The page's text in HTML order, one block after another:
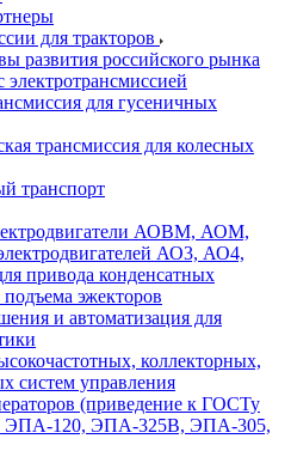
для тракторов
развития российского рынка
электротрансмиссией
для гусеничных
трансмиссия для колесных
транспорт
АОВМ, АОМ,
АО3, АО4,
привода конденсатных
подъема эжекторов
и автоматизация для
коллекторных,
систем управления
(приведение к ГОСТу
ЭПА-120, ЭПА-325В, ЭПА-305,